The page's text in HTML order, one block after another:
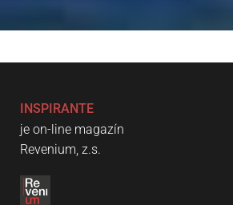
INSPIRANTE
je on-line magazín
Revenium, z.s.